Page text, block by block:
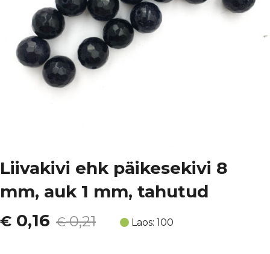
Liivakivi ehk päikesekivi 8
mm, auk 1 mm, tahutud
€0,21
Algne
€ 0,16
Current
Laos: 100